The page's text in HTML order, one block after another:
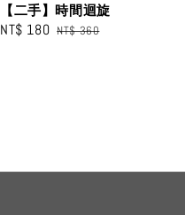
【二手】時間迴旋
Sale
NT$ 180 Regular
NT$ 360